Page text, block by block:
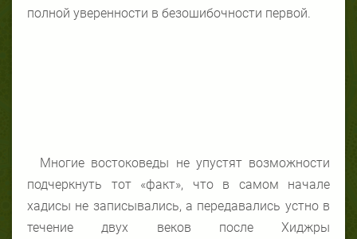
полной уверенности в безошибочности первой.
Многие востоковеды не упустят возможности
подчеркнуть тот «факт», что в самом начале
хадисы не записывались, а передавались устно в
течение двух веков после Хиджры